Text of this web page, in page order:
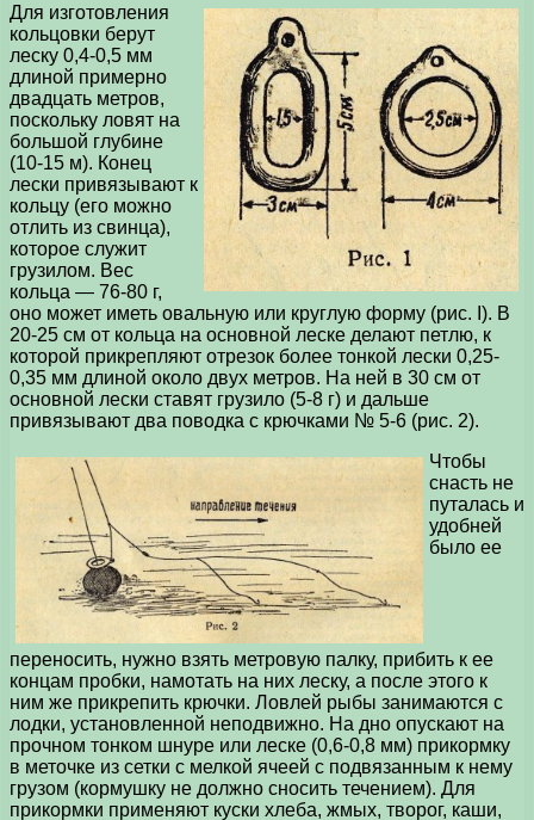
Для изготовления
кольцовки берут
леску 0,4-0,5 мм
длиной примерно
двадцать метров,
поскольку ловят на
большой глубине
(10-15 м). Конец
лески привязывают к
кольцу (его можно
отлить из свинца),
которое служит
грузилом. Вес
кольца — 76-80 г,
оно может иметь овальную или круглую форму (рис. I). В
20-25 см от кольца на основной леске делают петлю, к
которой прикрепляют отрезок более тонкой лески 0,25-
0,35 мм длиной около двух метров. На ней в 30 см от
основной лески ставят грузило (5-8 г) и дальше
привязывают два поводка с крючками № 5-6 (рис. 2).
Чтобы
снасть не
путалась и
удобней
было ее
переносить, нужно взять метровую палку, прибить к ее
концам пробки, намотать на них леску, а после этого к
ним же прикрепить крючки. Ловлей рыбы занимаются с
лодки, установленной неподвижно. На дно опускают на
прочном тонком шнуре или леске (0,6-0,8 мм) прикормку
в меточке из сетки с мелкой ячеей с подвязанным к нему
грузом (кормушку не должно сносить течением). Для
прикормки применяют куски хлеба, жмых, творог, каши,